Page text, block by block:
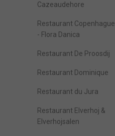
Cazeaudehore
Restaurant Copenhague
- Flora Danica
Restaurant De Proosdij
Restaurant Dominique
Restaurant du Jura
Restaurant Elverhoj &
Elverhojsalen